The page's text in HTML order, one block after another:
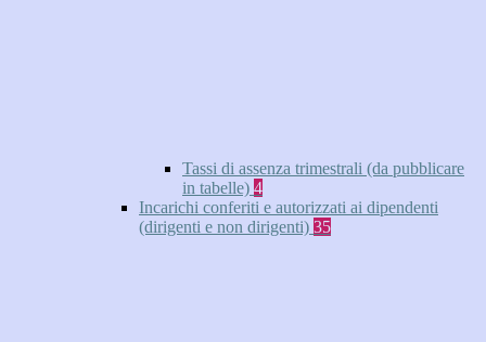
Tassi di assenza trimestrali (da pubblicare
in tabelle) 4
Incarichi conferiti e autorizzati ai dipendenti
(dirigenti e non dirigenti) 35